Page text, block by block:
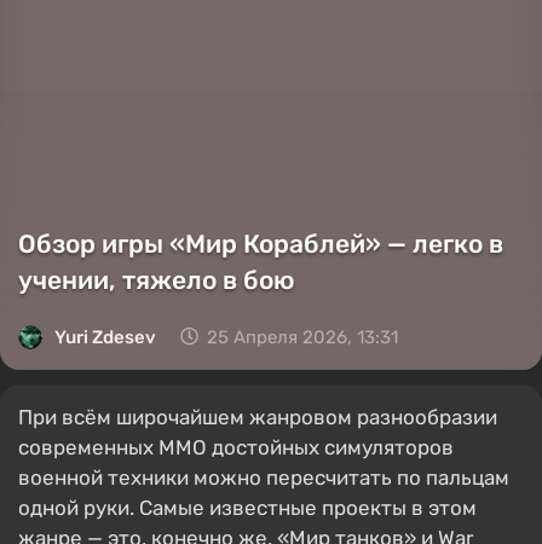
Обзор игры «Мир Кораблей» — легко в
учении, тяжело в бою
Yuri Zdesev 25 Апреля 2026, 13:31
При всём широчайшем жанровом разнообразии
современных ММО достойных симуляторов
военной техники можно пересчитать по пальцам
одной руки. Самые известные проекты в этом
жанре — это, конечно же, «Мир танков» и War